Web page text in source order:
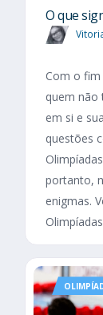
O que
Com o fim
quem não
em si e
questões
portanto,
enigmas.